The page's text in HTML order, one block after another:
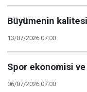
Büyümenin
13/07/2026 07:00
Spor ekonomisi
06/07/2026 07:00